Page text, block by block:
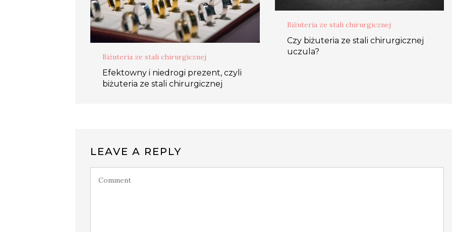
Biżuteria ze stali chirurgicznej
Efektowny i niedrogi prezent, czyli
biżuteria ze stali chirurgicznej
Biżuteria ze stali chirurgicznej
Czy biżuteria ze stali chirurgicznej
uczula?
LEAVE A REPLY